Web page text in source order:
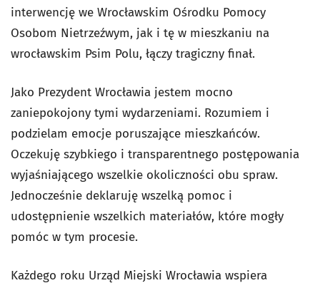
interwencję we Wrocławskim Ośrodku Pomocy
Osobom Nietrzeźwym, jak i tę w mieszkaniu na
wrocławskim Psim Polu, łączy tragiczny finał.
Jako Prezydent Wrocławia jestem mocno
zaniepokojony tymi wydarzeniami. Rozumiem i
podzielam emocje poruszające mieszkańców.
Oczekuję szybkiego i transparentnego postępowania
wyjaśniającego wszelkie okoliczności obu spraw.
Jednocześnie deklaruję wszelką pomoc i
udostępnienie wszelkich materiałów, które mogły
pomóc w tym procesie.
Każdego roku Urząd Miejski Wrocławia wspiera